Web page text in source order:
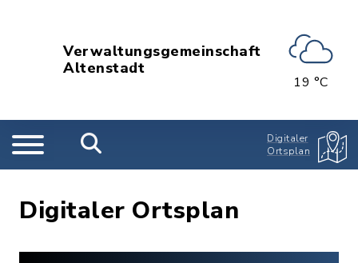
Verwaltungsgemeinschaft
Altenstadt
19 °C
Digitaler
Ortsplan
Digitaler Ortsplan